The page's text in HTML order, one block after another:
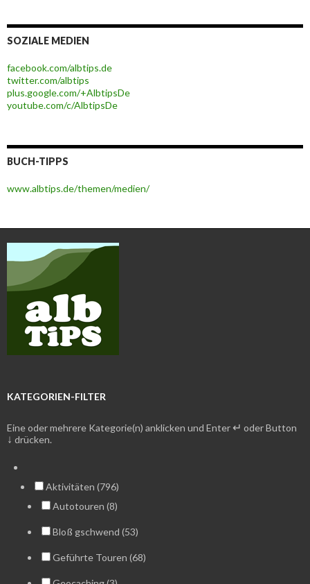
SOZIALE MEDIEN
facebook.com/albtips.de
twitter.com/albtips
plus.google.com/+AlbtipsDe
youtube.com/c/AlbtipsDe
BUCH-TIPPS
www.albtips.de/themen/medien/
KATEGORIEN-FILTER
Eine oder mehrere Kategorie(n) anklicken und Enter ↵ oder Button
↓ drücken.
Aktivitäten (796)
Autotouren (8)
Bloß gschwend (53)
Geführte Touren (68)